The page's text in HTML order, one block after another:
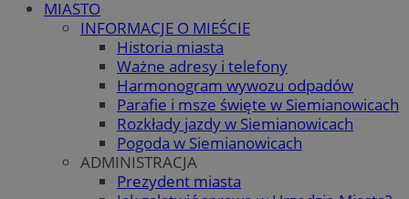
MIASTO
INFORMACJE O MIEŚCIE
Historia miasta
Ważne adresy i telefony
Harmonogram wywozu odpadów
Parafie i msze święte w Siemianowicach
Rozkłady jazdy w Siemianowicach
Pogoda w Siemianowicach
ADMINISTRACJA
Prezydent miasta